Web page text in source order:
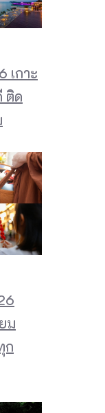
เกาะ
ติด
ม
ก